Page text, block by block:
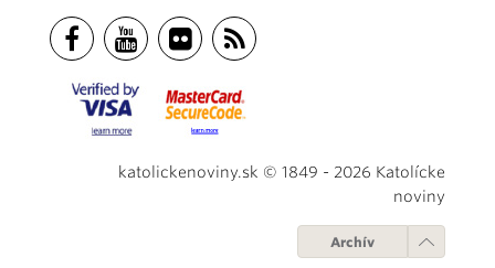
katolickenoviny.sk © 1849 - 2026 Katolícke
noviny
Archív